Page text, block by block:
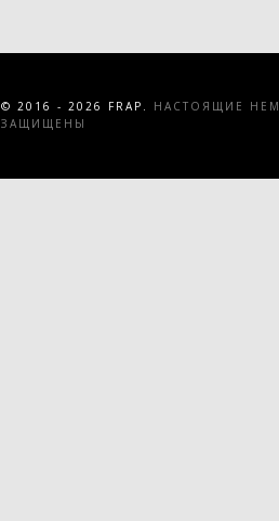
© 2016 - 2026 FRAP.
НАСТОЯЩИЕ
ЗАЩИЩЕНЫ